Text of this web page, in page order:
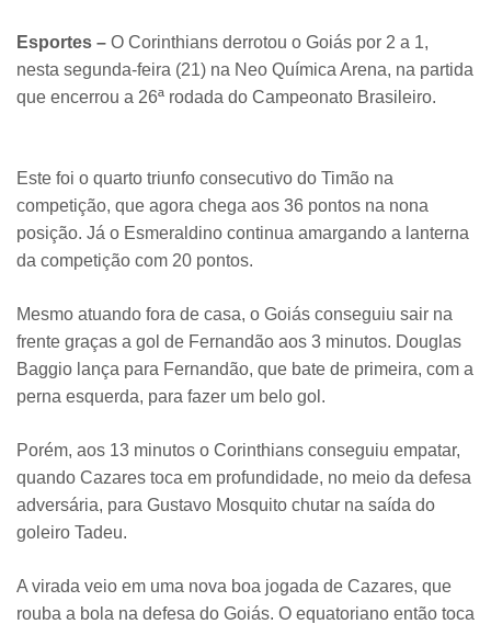
Esportes – O Corinthians derrotou o Goiás por 2 a 1,
nesta segunda-feira (21) na Neo Química Arena, na partida
que encerrou a 26ª rodada do Campeonato Brasileiro.
Este foi o quarto triunfo consecutivo do Timão na
competição, que agora chega aos 36 pontos na nona
posição. Já o Esmeraldino continua amargando a lanterna
da competição com 20 pontos.
Mesmo atuando fora de casa, o Goiás conseguiu sair na
frente graças a gol de Fernandão aos 3 minutos. Douglas
Baggio lança para Fernandão, que bate de primeira, com a
perna esquerda, para fazer um belo gol.
Porém, aos 13 minutos o Corinthians conseguiu empatar,
quando Cazares toca em profundidade, no meio da defesa
adversária, para Gustavo Mosquito chutar na saída do
goleiro Tadeu.
A virada veio em uma nova boa jogada de Cazares, que
rouba a bola na defesa do Goiás. O equatoriano então toca